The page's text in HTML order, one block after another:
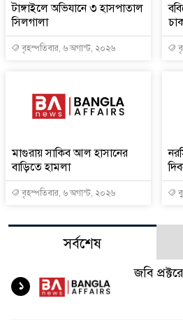
টাঙ্গাইলে অভিযানে ৩ হাসপাতাল
সিলগালা
বৃহস্পতিবার, ৬ অগাস্ট, ২০২৬
মাগুরায় সাকিব আল হাসানের
বাড়িতে হামলা
বৃহস্পতিবার, ৬ অগাস্ট, ২০২৬
সর্বশেষ
জবি
১